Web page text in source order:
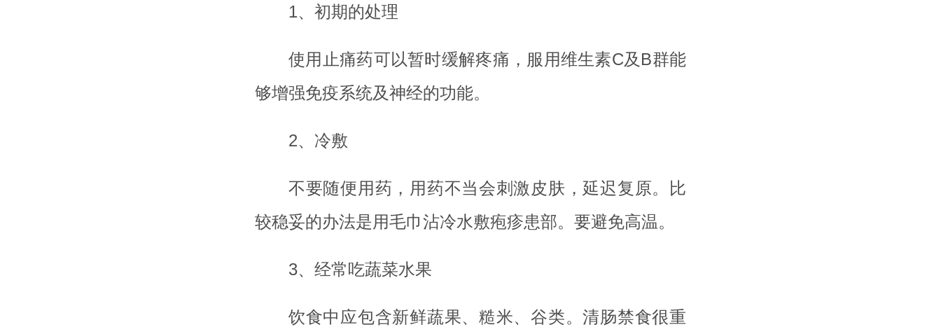
1、初期的处理
使用止痛药可以暂时缓解疼痛，服用维生素C及B群能
够增强免疫系统及神经的功能。
2、冷敷
不要随便用药，用药不当会刺激皮肤，延迟复原。比
较稳妥的办法是用毛巾沾冷水敷疱疹患部。要避免高温。
3、经常吃蔬菜水果
饮食中应包含新鲜蔬果、糙米、谷类。清肠禁食很重